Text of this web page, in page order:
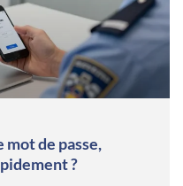
mot de passe,
?